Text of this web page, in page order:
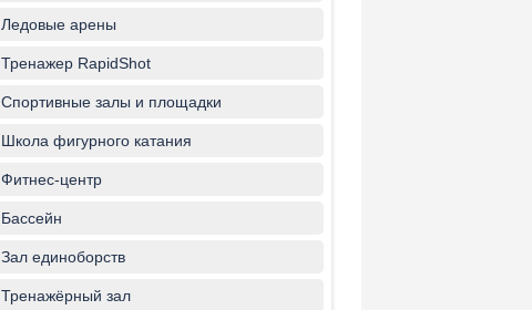
Ледовые арены
Тренажер RapidShot
Спортивные залы и площадки
Школа фигурного катания
Фитнес-центр
Бассейн
Зал единоборств
Тренажёрный зал